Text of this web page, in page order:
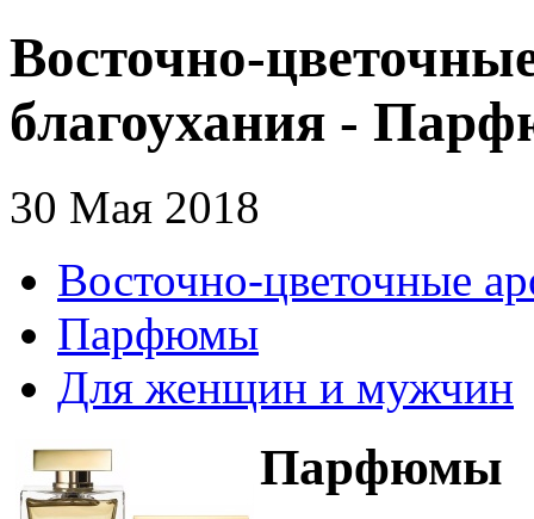
Восточно-
благоухания -
30 Мая 2018
Восточно-цветочные
Парфюмы
Для женщин и мужчин
Парфюмы